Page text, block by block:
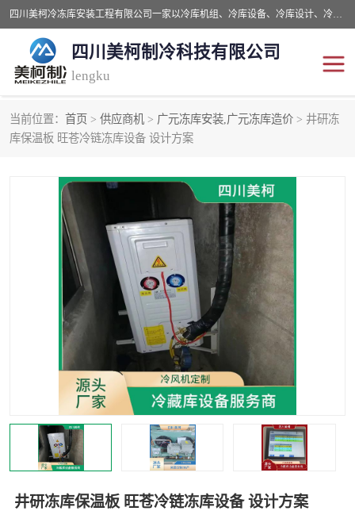
四川美柯冷冻库安装工程有限公司一家以冷库机组、冷库设备、冷库设计、冷冻库设备销售、冷库安装、冻库安装价格及技术服务为一体的综合企业，咨询热线：同等设备材料优惠10% 。公司各种类型安装组合式冷库、冷冻库、冷藏库、气调保鲜库、并提供成套设备供应、安装与调试、维护与维修、技术咨询、操作维修人员技术培训等
四川美柯制冷科技有限公司
lengku
当前位置： 首页 > 供应商机 > 广元冻库安装,广元冻库造价 > 井研冻
库保温板 旺苍冷链冻库设备 设计方案
井研冻库保温板 旺苍冷链冻库设备 设计方案
冷库安装，冷库价格
成都冻库，成都冻库价格 绵阳冻库,绵阳保鲜冷库
德阳冻库安装，德阳冷库 广元冻库安装,广元冻库造
价
南充冻库设计,南充冻库安 遂宁冻库
资阳冻库，资阳冻库安装 泸州冻库，泸州冷库
乐山冻库,乐山保鲜冷库 自贡冻库组装
雅安冷库,雅安冻库 攀枝花冻库
冻库安装，小型冻库造价
内江冷库，内江冻库 宜宾冷库，宜宾冻库设备